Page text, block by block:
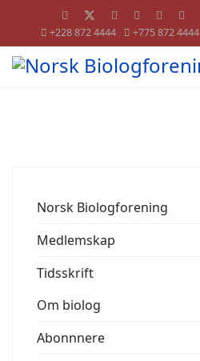
+228 872 4444 +775 872 4444
Norsk Biologforening
Medlemskap
Tidsskrift
Om biolog
Abonnnere